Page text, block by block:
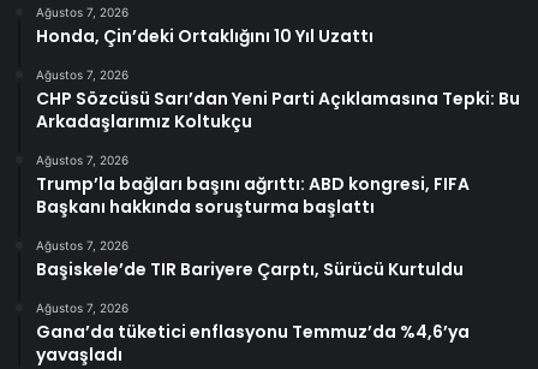
Ağustos 7, 2026
Honda, Çin’deki Ortaklığını 10 Yıl Uzattı
Ağustos 7, 2026
CHP Sözcüsü Sarı’dan Yeni Parti Açıklamasına Tepki: Bu
Arkadaşlarımız Koltukçu
Ağustos 7, 2026
Trump’la bağları başını ağrıttı: ABD kongresi, FIFA
Başkanı hakkında soruşturma başlattı
Ağustos 7, 2026
Başiskele’de TIR Bariyere Çarptı, Sürücü Kurtuldu
Ağustos 7, 2026
Gana’da tüketici enflasyonu Temmuz’da %4,6’ya
yavaşladı